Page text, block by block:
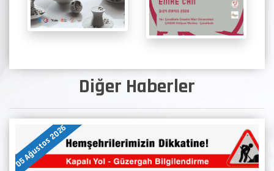
Diğer Haberler
05 Ağustos 2026